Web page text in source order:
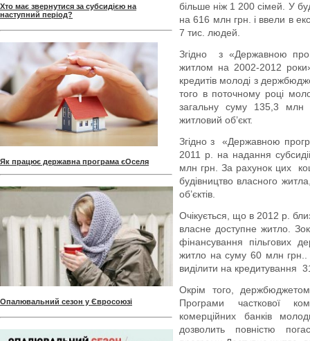
Хто має звернутися за субсидією на
наступний період?
Як працює державна програма єОселя
Опалювальний сезон у Євросоюзі
більше ніж 1 200 сімей. У
на 616 млн грн. і ввели в
7 тис. людей.
Згідно з «Державною
житлом на 2002-2012
кредитів молоді з
того в поточному році
загальну суму 135,3
житловий об’єкт.
Згідно з «Державною
2011 р. на надання
млн грн. За рахунок цих
будівництво власного
об’єктів.
Очікується, що в 2012 р.
власне доступне житло.
фінансування пільгових
житло на суму 60 млн грн..
виділити на кредитування
Окрім того,
Програми часткової
комерційних банків
дозволить повністю